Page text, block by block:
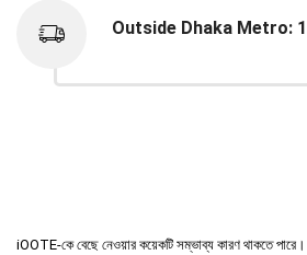
Outside Dhaka Metro:
iOOTE-কে বেছে নেওয়ার কয়েকটি সম্ভাব্য কারণ থাকতে পারে।